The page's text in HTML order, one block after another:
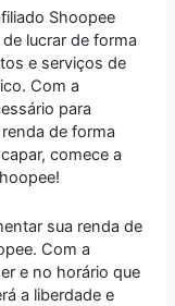
Shoopee
lucrar de forma
e serviços de
Com a
para
de forma
comece a
sua renda de
Com a
e no horário que
a liberdade e